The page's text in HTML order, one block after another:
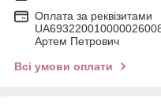
Оплата за реквізитами
Артем Петрович
Всі умови оплати